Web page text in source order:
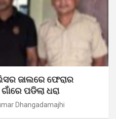
ଜାଲରେ ଫେରାର
ପଡିଲା ଧରା
Dhangadamajhi